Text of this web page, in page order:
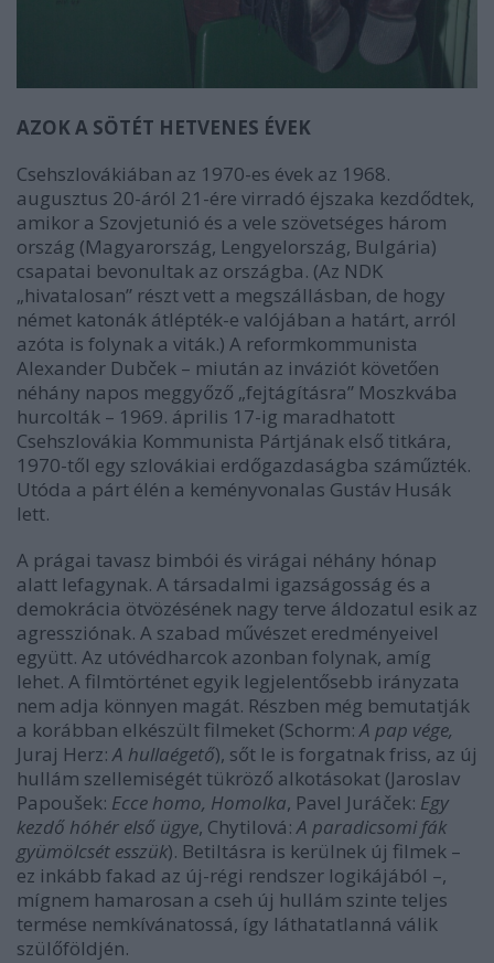
AZOK A SÖTÉT HETVENES ÉVEK
Csehszlovákiában az 1970-es évek az 1968.
augusztus 20-áról 21-ére virradó éjszaka kezdődtek,
amikor a Szovjetunió és a vele szövetséges három
ország (Magyarország, Lengyelország, Bulgária)
csapatai bevonultak az országba. (Az NDK
„hivatalosan” részt vett a megszállásban, de hogy
német katonák átlépték-e valójában a határt, arról
azóta is folynak a viták.) A reformkommunista
Alexander Dubček – miután az inváziót követően
néhány napos meggyőző „fejtágításra” Moszkvába
hurcolták – 1969. április 17-ig maradhatott
Csehszlovákia Kommunista Pártjának első titkára,
1970-től egy szlovákiai erdőgazdaságba száműzték.
Utóda a párt élén a keményvonalas Gustáv Husák
lett.
A prágai tavasz bimbói és virágai néhány hónap
alatt lefagynak. A társadalmi igazságosság és a
demokrácia ötvözésének nagy terve áldozatul esik az
agressziónak. A szabad művészet eredményeivel
együtt. Az utóvédharcok azonban folynak, amíg
lehet. A filmtörténet egyik legjelentősebb irányzata
nem adja könnyen magát. Részben még bemutatják
a korábban elkészült filmeket (Schorm:A pap vége,
Juraj Herz:A hullaégető), sőt le is forgatnak friss, az új
hullám szellemiségét tükröző alkotásokat (Jaroslav
Papoušek: Ecce homo, Homolka, Pavel Juráček: Egy
kezdő hóhér első ügye, Chytilová:A paradicsomi fák
gyümölcsét esszük). Betiltásra is kerülnek új filmek –
ez inkább fakad az új-régi rendszer logikájából –,
mígnem hamarosan a cseh új hullám szinte teljes
termése nemkívánatossá, így láthatatlanná válik
szülőföldjén.